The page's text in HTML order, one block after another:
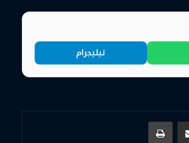
تيليجرام
مشاركة عبر البريد طباعة